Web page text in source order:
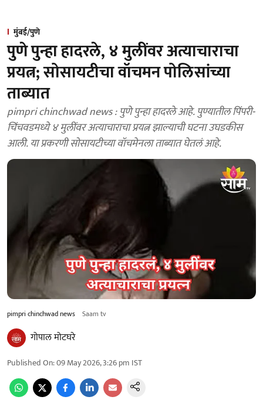
मुंबई/पुणे
पुणे पुन्हा हादरले, ४ मुलींवर अत्याचाराचा
प्रयत्न; सोसायटीचा वॉचमन पोलिसांच्या
ताब्यात
pimpri chinchwad news : पुणे पुन्हा हादरले आहे. पुण्यातील पिंपरी-
चिंचवडमध्ये ४ मुलींवर अत्याचाराचा प्रयत्न झाल्याची घटना उघडकीस
आली. या प्रकरणी सोसायटीच्या वॉचमेनला ताब्यात घेतलं आहे.
pimpri chinchwad news Saam tv
गोपाल मोटघरे
Published On:09 May 2026, 3:26 pm IST